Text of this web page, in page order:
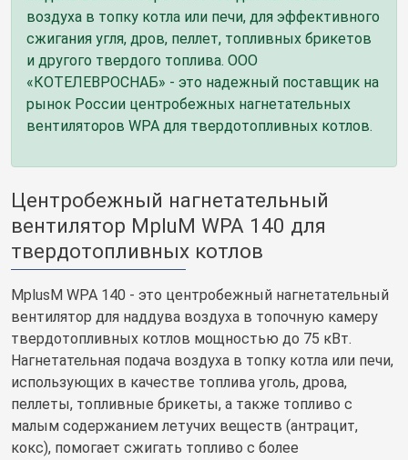
воздуха в топку котла или печи, для эффективного
сжигания угля, дров, пеллет, топливных брикетов
и другого твердого топлива. ООО
«КОТЕЛЕВРОСНАБ» - это надежный поставщик на
рынок России центробежных нагнетательных
вентиляторов WPA для твердотопливных котлов.
Центробежный нагнетательный
вентилятор MpluM WPA 140 для
твердотопливных котлов
MplusM WPA 140 - это центробежный нагнетательный
вентилятор для наддува воздуха в топочную камеру
твердотопливных котлов мощностью до 75 кВт.
Нагнетательная подача воздуха в топку котла или печи,
использующих в качестве топлива уголь, дрова,
пеллеты, топливные брикеты, а также топливо с
малым содержанием летучих веществ (антрацит,
кокс), помогает сжигать топливо с более